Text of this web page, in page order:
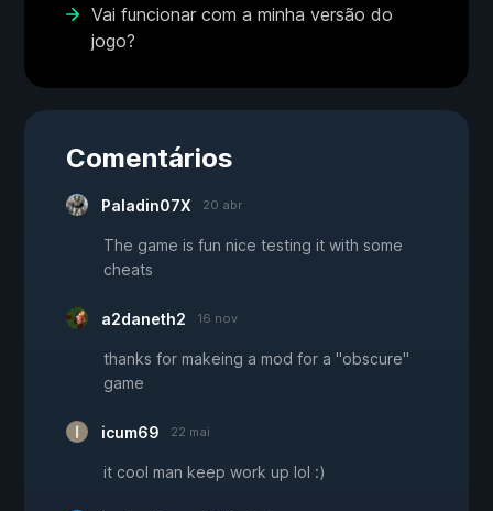
Vai funcionar com a minha versão do
jogo?
Comentários
Paladin07X 20 abr
The game is fun nice testing it with some
cheats
a2daneth2 16 nov
thanks for makeing a mod for a "obscure"
game
icum69 22 mai
it cool man keep work up lol :)